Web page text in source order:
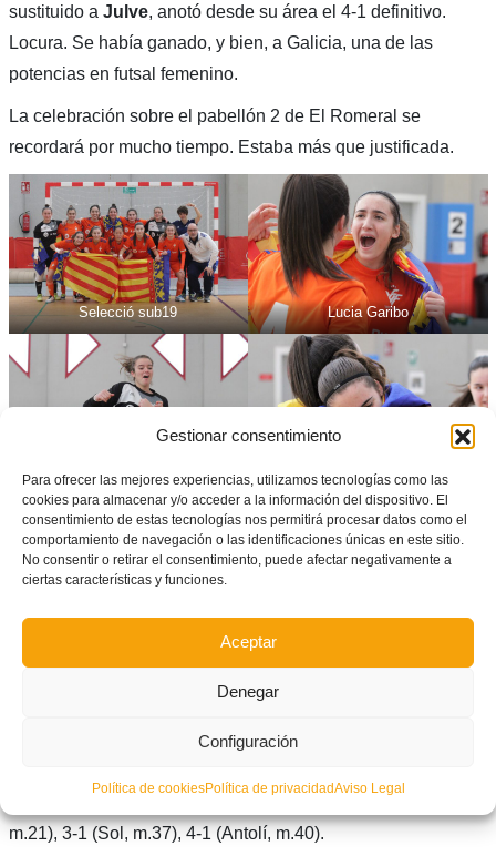
Gestionar consentimiento
Para ofrecer las mejores experiencias, utilizamos tecnologías como las
cookies para almacenar y/o acceder a la información del dispositivo. El
consentimiento de estas tecnologías nos permitirá procesar datos como el
comportamiento de navegación o las identificaciones únicas en este sitio.
No consentir o retirar el consentimiento, puede afectar negativamente a
ciertas características y funciones.
Aceptar
Denegar
Configuración
Política de cookiesPolítica de privacidadAviso Legal
sustituido a Julve, anotó desde su área el 4-1 definitivo.
Locura. Se había ganado, y bien, a Galicia, una de las
potencias en futsal femenino.
La celebración sobre el pabellón 2 de El Romeral se
recordará por mucho tiempo. Estaba más que justificada.
Selecció sub19 Lucia Garibo
FICHA TÉCNICA
Selecció Valenciana sub 19 (4):T. Julve, Lydia, Garibo,
Mar, Cris, Yani, Pauli y L. Soriano.
Galicia (1):Natalia Barral, Aroa Rodríguez, Carla Riomao,
Daria Kowshyk, Lucía Casal, Lucía Osorio, Sol Pedrera,
m.21), 3-1 (Sol, m.37), 4-1 (Antolí, m.40).